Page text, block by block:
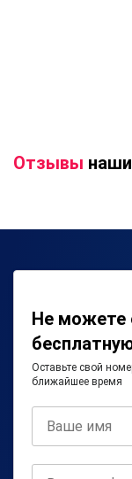
Отзывы
Не можете
Оставьте свой
ближайшее время